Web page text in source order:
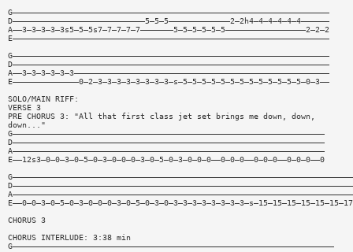
G———————————————————————————————————————————————————————————————————
D————————————————————————————5—5—5—————————————2—2h4—4—4—4—4—4——————
A——3—3—3—3—3s5—5—5s7—7—7—7—7———————5—5—5—5—5—5—————————————————2—2—2
E———————————————————————————————————————————————————————————————————
G———————————————————————————————————————————————————————————————————
D———————————————————————————————————————————————————————————————————
A——3—3—3—3—3—3——————————————————————————————————————————————————————
E——————————————0—2—3—3—3—3—3—3—3—3—s—5—5—5—5—5—5—5—5—5—5—5—5—5—0—3——
SOLO/MAIN RIFF:
VERSE 3
PRE CHORUS 3: "All that first class jet set brings me down, down,
down..."
G——————————————————————————————————————————————————————————————————
D——————————————————————————————————————————————————————————————————
A——————————————————————————————————————————————————————————————————
E——12s3—0—0—3—0—5—0—3—0—0—0—3—0—5—0—3—0—0—0——0—0—0——0—0—0——0—0—0——0
CHORUS 3
CHORUS INTERLUDE: 3:38 min
G————————————————————————————————————————————————————————————————————